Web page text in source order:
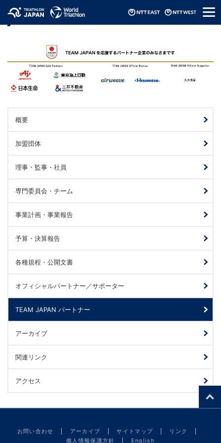
メ
ニ
TEAM JAPAN パートナー
概要
加盟団体
理事・監事・社員
専門委員会・チーム
事業計画・事業報告
予算・決算報告
各種規程・公開文書
オフィシャルパートナー／サポーター
TEAM JAPAN パートナー
アーカイブ
関連リンク
アクセス
お問い合わせ アーカイブ サイトマップ
リンク
個人情報保護方針
English